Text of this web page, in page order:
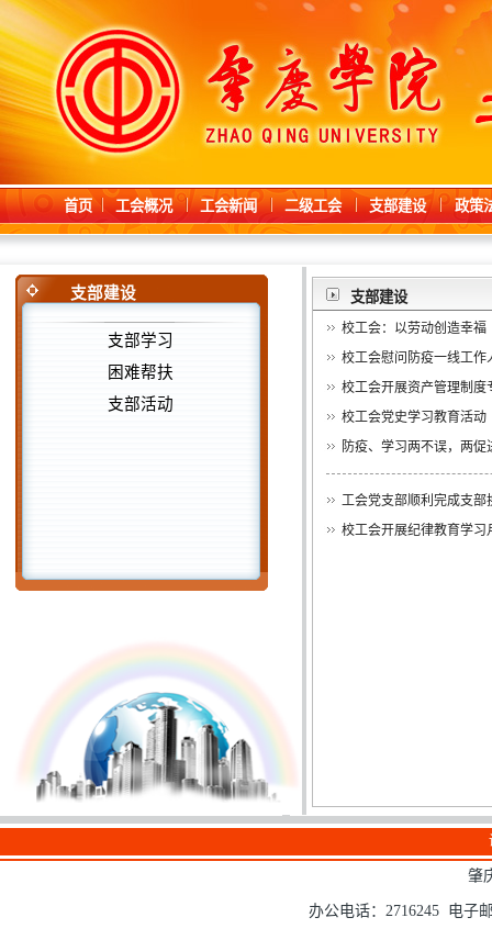
首页 工会概况 工会新闻 二级工会 支部建设 政策
支部建设
支部学习
困难帮扶
支部活动
支部建设
校工会：以劳动创造幸
校工会慰问防疫一线工作
校工会开展资产管理制度
校工会党史学习教育活动
防疫、学习两不误，两促
工会党支部顺利完成支部
校工会开展纪律教育学
肇
办公电话：2716245 电子